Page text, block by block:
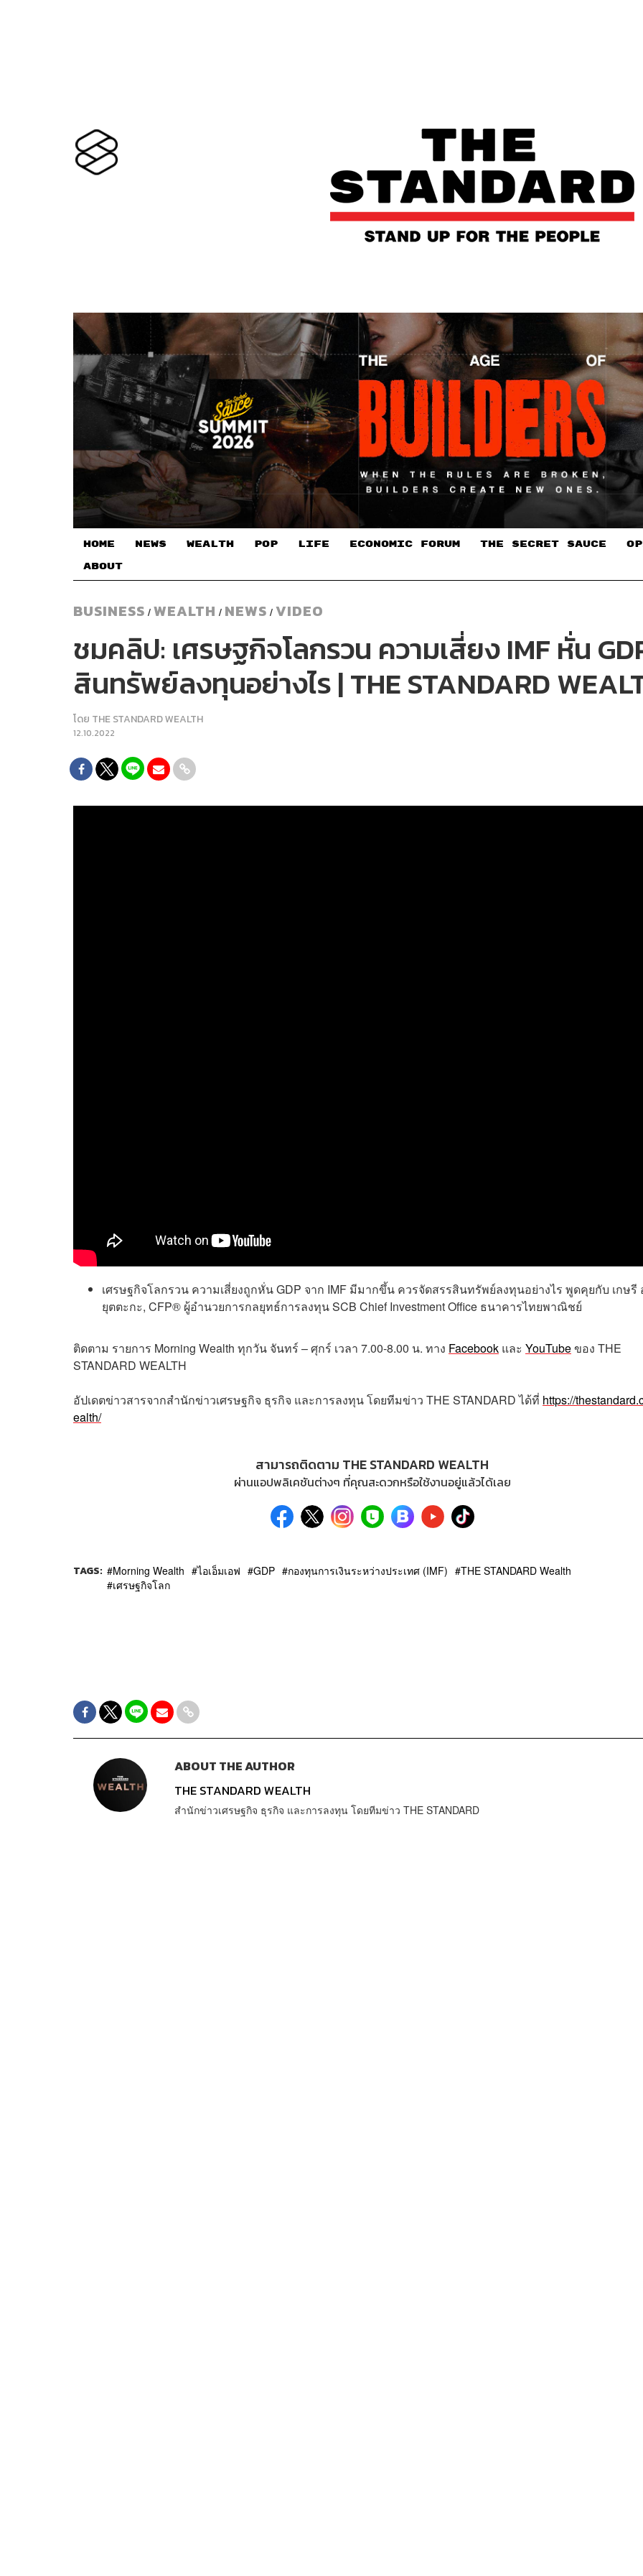
HOME NEWS WEALTH POP LIFE ECONOMIC FORUM THE SECRET SAUCE​
ABOUT
BUSINESS / WEALTH / NEWS / VIDEO
ชมคลิป: เศรษฐกิจโลกรวน ความเสี่ยง IMF หั่น
สินทรัพย์ลงทุนอย่างไร | THE STANDARD
โดย THE STANDARD WEALTH
12.10.2022
เศรษฐกิจโลกรวน ความเสี่ยงถูกหั่น GDP จาก IMF มีมากขึ้น ควรจัดสรรสินทรัพย์ลงทุนอย่างไร พูดคุยกับ เกษรี
ยุตตะกะ, CFP® ผู้อำนวยการกลยุทธ์การลงทุน SCB Chief Investment Office ธนาคารไทยพาณิชย์
ติดตาม รายการ Morning Wealth ทุกวัน จันทร์ –ศุกร์ เวลา 7.00-8.00 น. ทาง Facebook และ YouTubeของ THE
STANDARD WEALTH
อัปเดตข่าวสารจากสำนักข่าวเศรษฐกิจ ธุรกิจ และการลงทุน โดยทีมข่าว THE STANDARDได้ที่ https://
ealth/
สามารถติดตาม THE STANDARD WEALTH
ผ่านแอปพลิเคชันต่างๆ ที่คุณสะดวกหรือใช้งานอยู่แล้วได้เลย
TAGS: Morning Wealth ไอเอ็มเอฟ GDP กองทุนการเงินระหว่างประเทศ (IMF)
THE STANDARD Wealth
เศรษฐกิจโลก
ABOUT THE AUTHOR
THE STANDARD WEALTH
สำนักข่าวเศรษฐกิจ ธุรกิจ และการลงทุน โดยทีมข่าว THE STANDARD